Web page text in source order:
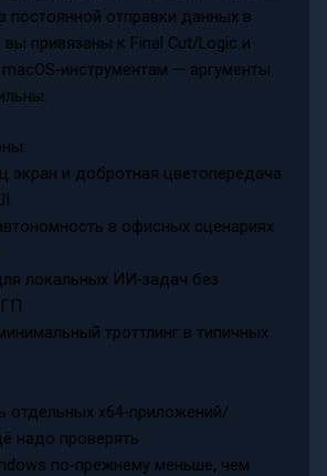
постоянной отправки данных в
привязаны к Final Cut/Logic и
— аргументы
экран и добротная цветопередача
в офисных сценариях
локальных ИИ-задач без
троттлинг в типичных
отдельных x64‑приложений/
надо проверять
по‑прежнему меньше, чем